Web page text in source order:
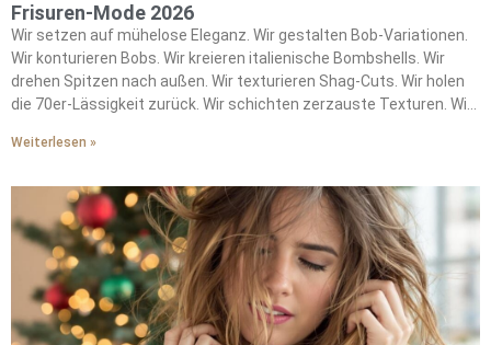
Frisuren-Mode 2026
Wir setzen auf mühelose Eleganz. Wir gestalten Bob-Variationen.
Wir konturieren Bobs. Wir kreieren italienische Bombshells. Wir
drehen Spitzen nach außen. Wir texturieren Shag-Cuts. Wir holen
die 70er-Lässigkeit zurück. Wir schichten zerzauste Texturen. Wir
Curtain Bangs. Wir formen Bottleneck Bangs. Wir zausen Birkin-
mischen Honig-Nuancen. Wir kombinieren Karamell-
Schattierungen. Wir ersetzen kühlere Paletten. Wir schmeicheln
allen mit Farbe. Wir setzen auf pflegeleichte Schnitte. Wir nutzen
Lufttrocken-Techniken. Wir minimieren Produktverwendung. Wir
setzen Akzente mit Statement-Accessoires. Wir runden ab mit
marmoriertem Acetat. Wir verzieren mit Kristallen. Wir veredeln
einfache Styles. Wir verraten Styling-Geheimnisse. Wir planen
Weiterlesen »